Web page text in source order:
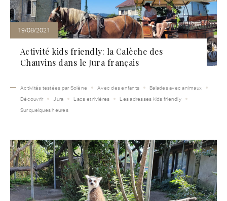
19/08/2021
Activité kids friendly: la Calèche des
Chauvins dans le Jura français
Activités testées par Solène Avec des enfants
Balades avec animaux
Découvrir
Jura Lacs et rivières
Les adresses kids friendly
Sur quelques heures